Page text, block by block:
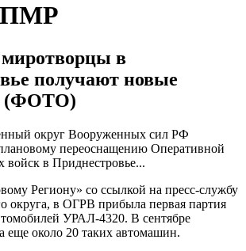
ПМР
миротворцы в
получают новые
(ФОТО)
округ Вооруженных сил РФ
переоснащению Оперативной
войск в Приднестровье...
Региону» со ссылкой на пресс-службу
округа, в ОГРВ прибыла первая партия
УРАЛ-4320. В сентябре
еще около 20 таких автомашин.